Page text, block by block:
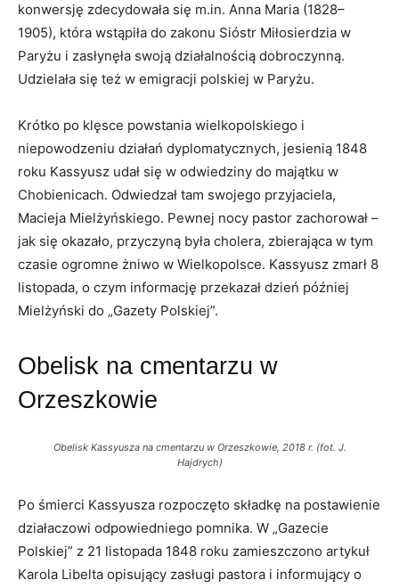
konwersję zdecydowała się m.in. Anna Maria (1828–
1905), która wstąpiła do zakonu Sióstr Miłosierdzia w
Paryżu i zasłynęła swoją działalnością dobroczynną.
Udzielała się też w emigracji polskiej w Paryżu.
Krótko po klęsce powstania wielkopolskiego i
niepowodzeniu działań dyplomatycznych, jesienią 1848
roku Kassyusz udał się w odwiedziny do majątku w
Chobienicach. Odwiedzał tam swojego przyjaciela,
Macieja Mielżyńskiego. Pewnej nocy pastor zachorował –
jak się okazało, przyczyną była cholera, zbierająca w tym
czasie ogromne żniwo w Wielkopolsce. Kassyusz zmarł 8
listopada, o czym informację przekazał dzień później
Mielżyński do „Gazety Polskiej”.
Obelisk na cmentarzu w
Orzeszkowie
Obelisk Kassyusza na cmentarzu w Orzeszkowie, 2018 r. (fot. J.
Hajdrych)
Po śmierci Kassyusza rozpoczęto składkę na postawienie
działaczowi odpowiedniego pomnika. W „Gazecie
Polskiej” z 21 listopada 1848 roku zamieszczono artykuł
Karola Libelta opisujący zasługi pastora i informujący o